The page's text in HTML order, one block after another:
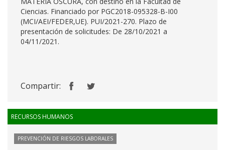
Ciencias. Financiado por PGC2018-095328-B-I00
(MCI/AEI/FEDER,UE). PUI/2021-270. Plazo de
presentación de solicitudes: De 28/10/2021 a
04/11/2021.
Compartir:
RECURSOS HUMANOS
PREVENCIÓN DE RIESGOS LABORALES